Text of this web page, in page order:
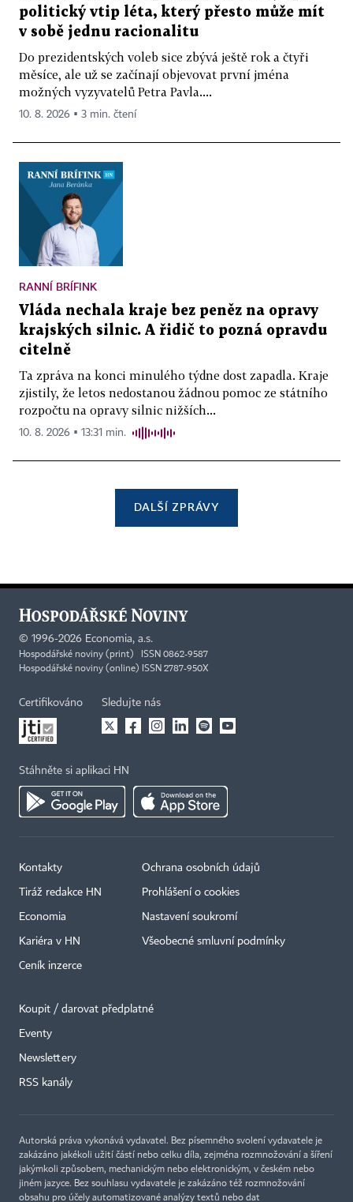
politický vtip léta, který přesto může mít
v sobě jednu racionalitu
Do prezidentských voleb sice zbývá ještě rok a čtyři
měsíce, ale už se začínají objevovat první jména
možných vyzyvatelů Petra Pavla....
10. 8. 2026 ▪ 3 min. čtení
RANNÍ BRÍFINK
Vláda nechala kraje bez peněz na opravy
krajských silnic. A řidič to pozná opravdu
citelně
Ta zpráva na konci minulého týdne dost zapadla. Kraje
zjistily, že letos nedostanou žádnou pomoc ze státního
rozpočtu na opravy silnic nižších...
10. 8. 2026 ▪ 13:31 min.
DALŠÍ ZPRÁVY
© 1996-2026 Economia, a.s.
Hospodářské noviny (print) ISSN 0862-9587
Hospodářské noviny (online) ISSN 2787-950X
Certifikováno Sledujte nás
Stáhněte si aplikaci HN
Kontakty
Tiráž redakce HN
Economia
Kariéra v HN
Ceník inzerce
Ochrana osobních údajů
Prohlášení o cookies
Nastavení soukromí
Všeobecné smluvní podmínky
Koupit / darovat předplatné
Eventy
Newslettery
RSS kanály
Autorská práva vykonává vydavatel. Bez písemného svolení vydavatele je
zakázáno jakékoli užití částí nebo celku díla, zejména rozmnožování a šíření
jakýmkoli způsobem, mechanickým nebo elektronickým, v českém nebo
jiném jazyce. Bez souhlasu vydavatele je zakázáno též rozmnožování
obsahu pro účely automatizované analýzy textů nebo dat